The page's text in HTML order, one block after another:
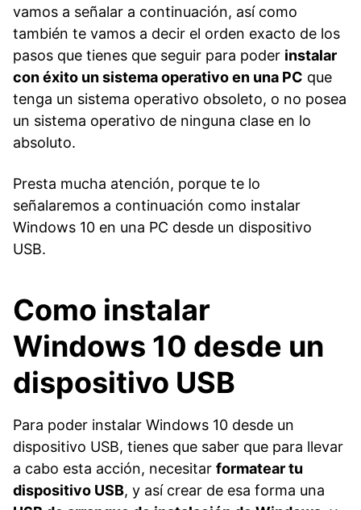
vamos a señalar a continuación, así como
también te vamos a decir el orden exacto de los
pasos que tienes que seguir para poder instalar
con éxito un sistema operativo en una PC que
tenga un sistema operativo obsoleto, o no posea
un sistema operativo de ninguna clase en lo
absoluto.
Presta mucha atención, porque te lo
señalaremos a continuación como instalar
Windows 10 en una PC desde un dispositivo
USB.
Como instalar
Windows 10 desde un
dispositivo USB
Para poder instalar Windows 10 desde un
dispositivo USB, tienes que saber que para llevar
a cabo esta acción, necesitar formatear tu
dispositivo USB, y así crear de esa forma una